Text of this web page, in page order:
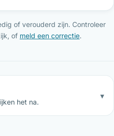
of verouderd zijn. Controleer
of meld een correctie.
het na.
▾